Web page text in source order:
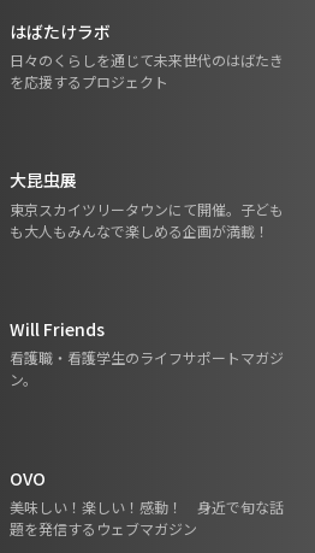
はばたけラボ
日々のくらしを通じて未来世代のはばたき
を応援するプロジェクト
大昆虫展
東京スカイツリータウンにて開催。子ども
も大人もみんなで楽しめる企画が満載！
Will Friends
看護職・看護学生のライフサポートマガジ
ン。
OVO
美味しい！楽しい！感動！ 身近で旬な話
題を発信するウェブマガジン